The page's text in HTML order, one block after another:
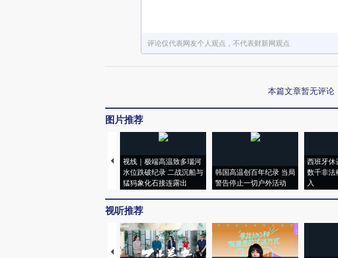
评论仅代表网友个人观点，不代表财新网观点
本篇文章暂无评论
图片推荐
视线｜极端高温致多瑙河
水位跌破纪录 二战沉船与
猛犸象化石接连露出
韩国高温创百年纪录 当局
警告停止一切户外活动
西班牙休
数千非法
入
视听推荐